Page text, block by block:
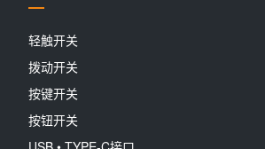
轻触开关
拨动开关
按键开关
按钮开关